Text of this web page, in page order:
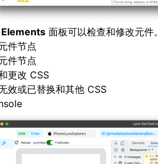
Elements 面板可以检查和修改元件。
件节点
件节点
更改 CSS
效或已替换和其他 CSS